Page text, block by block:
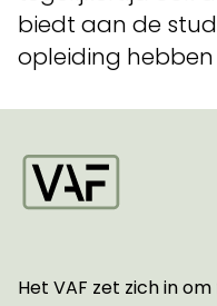
biedt aan de
opleiding hebben
Het VAF zet zich in